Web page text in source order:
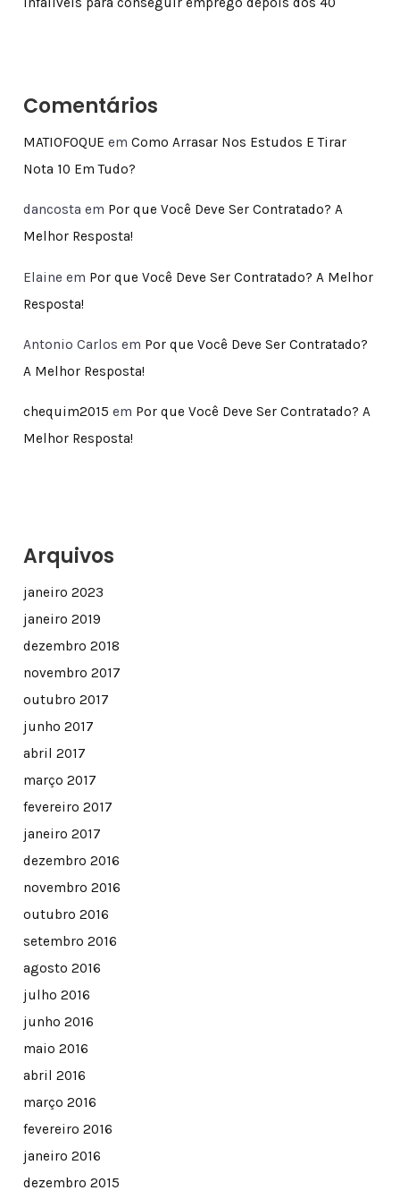
Comentários
MATIOFOQUE em Como Arrasar Nos Estudos E Tirar
Nota 10 Em Tudo?
dancosta em Por que Você Deve Ser Contratado? A
Melhor Resposta!
Elaine em Por que Você Deve Ser Contratado? A Melhor
Resposta!
Antonio Carlos em Por que Você Deve Ser Contratado?
A Melhor Resposta!
chequim2015 em Por que Você Deve Ser Contratado? A
Melhor Resposta!
Arquivos
janeiro 2023
janeiro 2019
dezembro 2018
novembro 2017
outubro 2017
junho 2017
abril 2017
março 2017
fevereiro 2017
janeiro 2017
dezembro 2016
novembro 2016
outubro 2016
setembro 2016
agosto 2016
julho 2016
junho 2016
maio 2016
abril 2016
março 2016
fevereiro 2016
janeiro 2016
dezembro 2015